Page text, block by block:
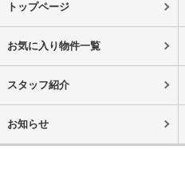
トップページ
お気に入り物件一覧
スタッフ紹介
お知らせ